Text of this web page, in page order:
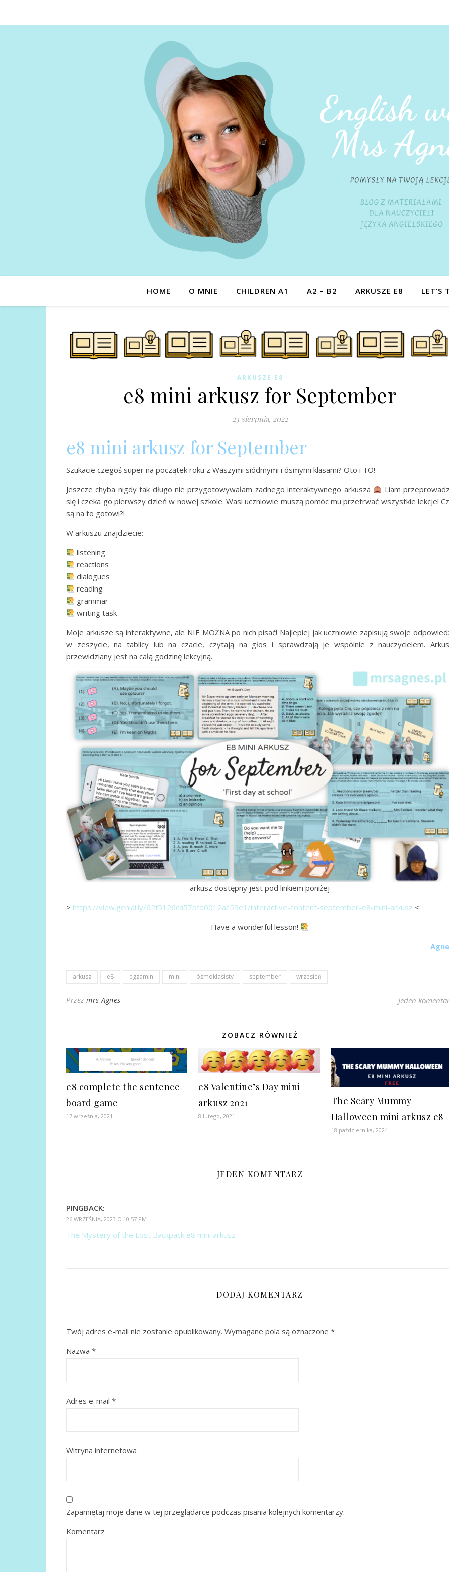
HOME O MNIE CHILDREN A1 A2 – B2 ARKUSZE E8 LET’S
ARKUSZE E8
e8 mini arkusz for September
23 sierpnia, 2022
e8 mini arkusz for September
Szukacie czegoś super na początek roku z Waszymi siódmymi i ósmymi klasami? Oto i TO!
Jeszcze chyba nigdy tak długo nie przygotowywałam żadnego interaktywnego arkusza
Liam
się i czeka go pierwszy dzień w nowej szkole. Wasi uczniowie muszą pomóc mu przetrwać wszystkie lekcje!
są na to gotowi?!
W arkuszu znajdziecie:
listening
reactions
dialogues
reading
grammar
writing task
Moje arkusze są interaktywne, ale NIE MOŻNA po nich pisać! Najlepiej jak uczniowie zapisują swoje
w zeszycie, na tablicy lub na czacie, czytają na głos i sprawdzają je wspólnie z nauczycielem.
przewidziany jest na całą godzinę lekcyjną.
arkusz dostępny jest pod linkiem poniżej
> https://view.genial.ly/62f5126ca57bfd0012ac59e1/interactive-content-september-e8-mini-arkusz <
Have a wonderful lesson!
arkusz e8 egzamin mini ósmoklasisty september wrzesień
Przez mrs Agnes Jeden
ZOBACZ RÓWNIEŻ
e8 complete the sentence
board game
17 września, 2021
e8 Valentine’s Day mini
arkusz 2021
8 lutego, 2021
The Scary Mummy
Halloween mini arkusz e8
18 października, 2024
JEDEN KOMENTARZ
PINGBACK:
26 WRZEŚNIA, 2023 O 10:57 PM
The Mystery of the Lost Backpack e8 mini arkusz
DODAJ KOMENTARZ
Twój adres e-mail nie zostanie opublikowany. Wymagane pola są oznaczone *
Nazwa *
Adres e-mail *
Witryna internetowa
Zapamiętaj moje dane w tej przeglądarce podczas pisania kolejnych komentarzy.
Komentarz